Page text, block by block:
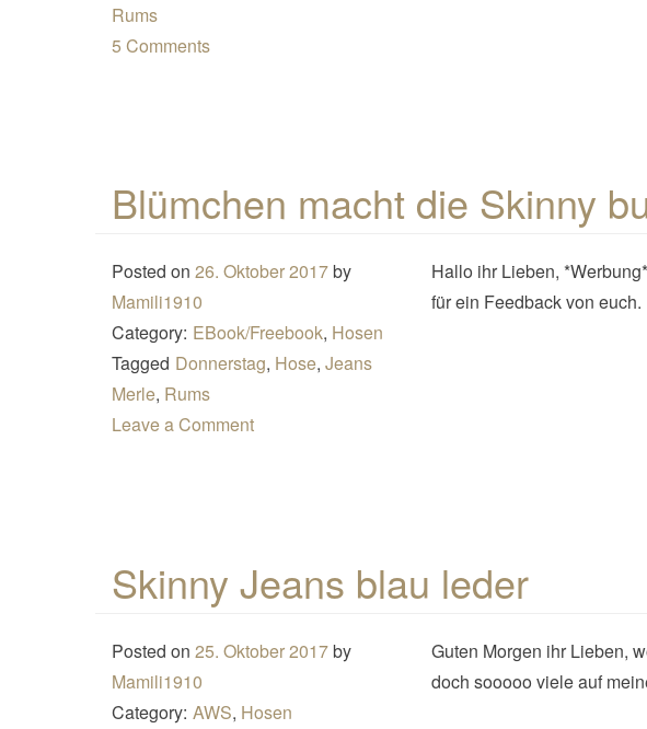
Rums
5 Comments
Blümchen macht die Skinny
Posted on 26. Oktober 2017by
Mamili1910
Category: EBook/Freebook, Hosen
Tagged Donnerstag, Hose, Jeans
Merle, Rums
Leave a Comment
Hallo ihr Lieben,
für ein Feedback von euch.
Skinny Jeans blau leder
Posted on 25. Oktober 2017by
Mamili1910
Category: AWS, Hosen
Guten Morgen ihr Lieben,
doch sooooo viele auf